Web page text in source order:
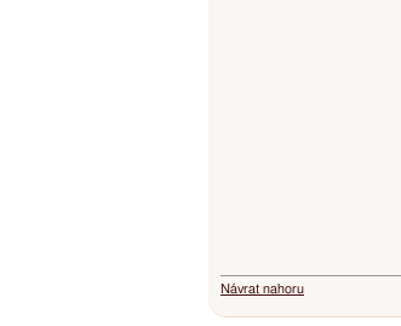
Návrat nahoru